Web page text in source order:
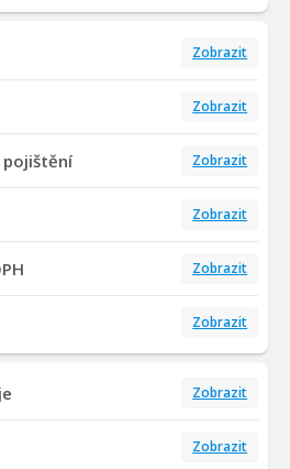
Zobrazit
Zobrazit
pojištění Zobrazit
Zobrazit
Zobrazit
Zobrazit
Zobrazit
Zobrazit